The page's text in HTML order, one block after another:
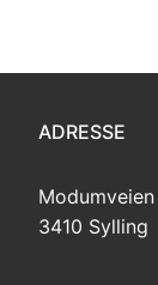
ADRESSE
3410 Sylling